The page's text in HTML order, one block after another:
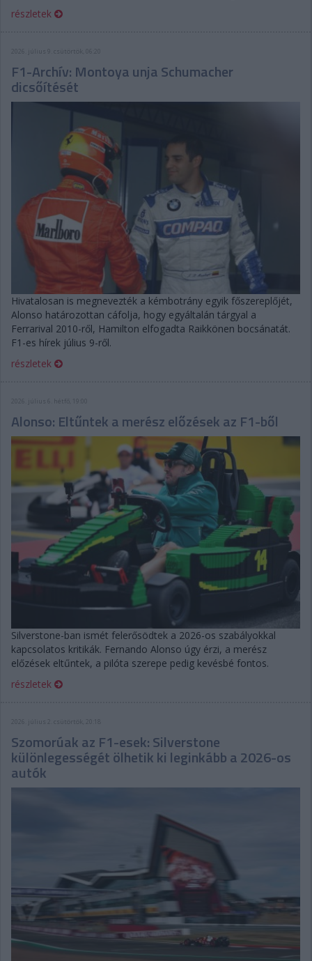
részletek
2026. július 9. csütörtök, 06:20
F1-Archív: Montoya unja Schumacher
dicsőítését
Hivatalosan is megnevezték a kémbotrány egyik főszereplőjét,
Alonso határozottan cáfolja, hogy egyáltalán tárgyal a
Ferrarival 2010-ről, Hamilton elfogadta Raikkönen bocsánatát.
F1-es hírek július 9-ről.
részletek
2026. július 6. hétfő, 19:00
Alonso: Eltűntek a merész előzések az F1-ből
Silverstone-ban ismét felerősödtek a 2026-os szabályokkal
kapcsolatos kritikák. Fernando Alonso úgy érzi, a merész
előzések eltűntek, a pilóta szerepe pedig kevésbé fontos.
részletek
2026. július 2. csütörtök, 20:18
Szomorúak az F1-esek: Silverstone
különlegességét ölhetik ki leginkább a 2026-os
autók